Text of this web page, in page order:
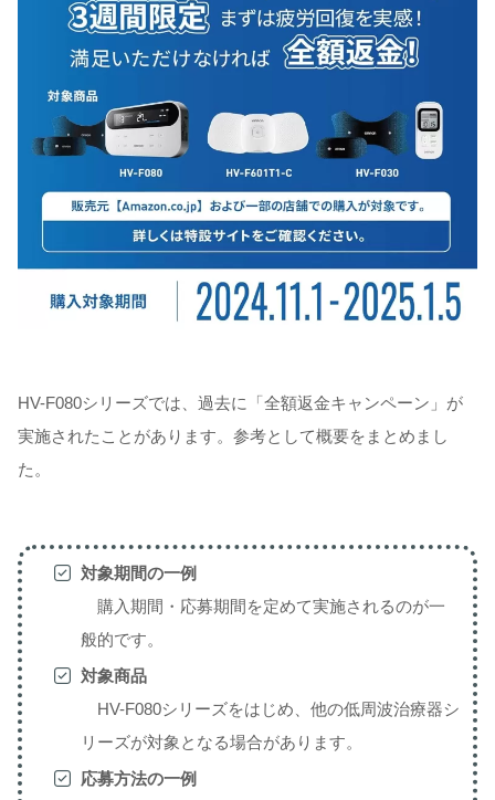
HV-F080シリーズでは、過去に「全額返金キャンペーン」が
実施されたことがあります。参考として概要をまとめまし
た。
対象期間の一例
購入期間・応募期間を定めて実施されるのが一
般的です。
対象商品
HV-F080シリーズをはじめ、他の低周波治療器シ
リーズが対象となる場合があります。
応募方法の一例